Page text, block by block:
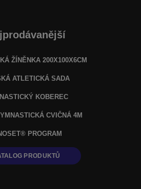
ŽÍNĚNKA 200X100X6CM
ATLETICKÁ SADA
KOBEREC
CVIČNÁ 4M
PROGRAM
PRODUKTŮ